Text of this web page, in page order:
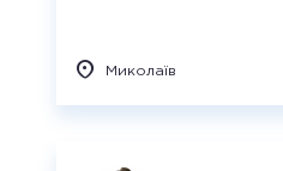
Миколаїв